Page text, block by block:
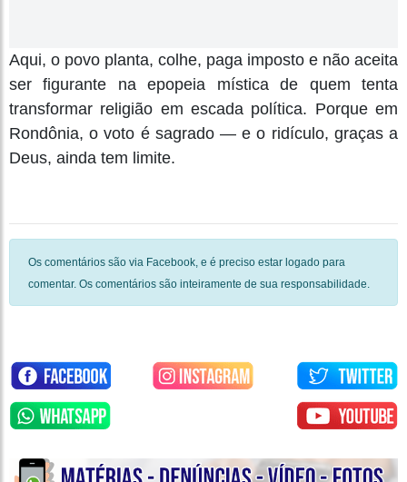
Aqui, o povo planta, colhe, paga imposto e não aceita
ser figurante na epopeia mística de quem tenta
transformar religião em escada política. Porque em
Rondônia, o voto é sagrado — e o ridículo, graças a
Deus, ainda tem limite.
Os comentários são via Facebook, e é preciso estar logado para
comentar. Os comentários são inteiramente de sua responsabilidade.